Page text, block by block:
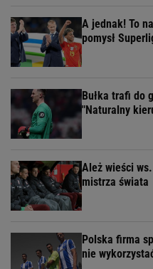
A jednak! To
pomysł
Bułka trafi do
"Naturalny
Ależ wieści
mistrza świata
Polska firma
nie